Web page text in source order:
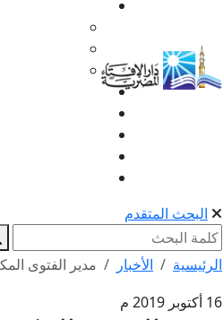
البحث المتقدم
الرئيسية الأخبار
مدير الفتوى
16 أكتوبر 2019 م